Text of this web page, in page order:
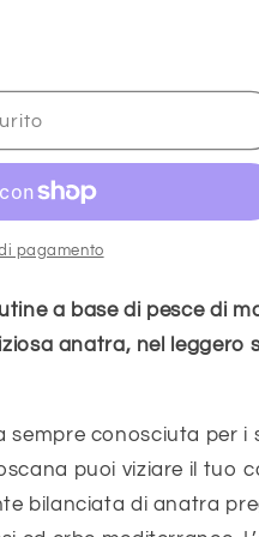
r
f
i
pagamento
a base di pesce di
anatra, nel leggero
sempre conosciuta per i
puoi viziare il tuo
bilanciata di anatra